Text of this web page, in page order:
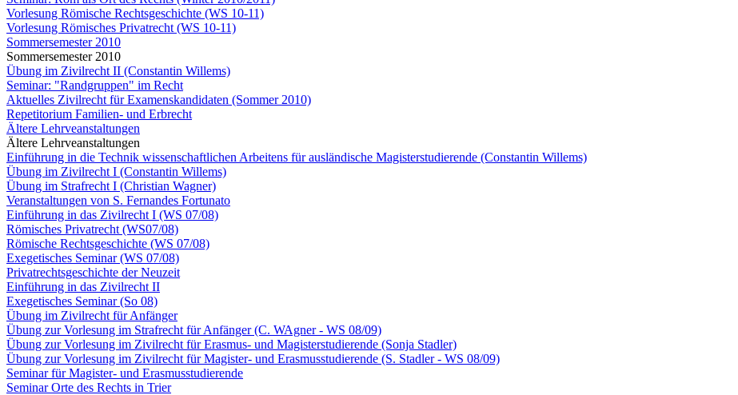
Vorlesung Römische Rechtsgeschichte (WS 10-11)
Vorlesung Römisches Privatrecht (WS 10-11)
Sommersemester 2010
Sommersemester 2010
Übung im Zivilrecht II (Constantin Willems)
Seminar: "Randgruppen" im Recht
Aktuelles Zivilrecht für Examenskandidaten (Sommer 2010)
Repetitorium Familien- und Erbrecht
Ältere Lehrveanstaltungen
Ältere Lehrveanstaltungen
Einführung in die Technik wissenschaftlichen Arbeitens für ausländische Magisterstudierende (Constantin Willems)
Übung im Zivilrecht I (Constantin Willems)
Übung im Strafrecht I (Christian Wagner)
Veranstaltungen von S. Fernandes Fortunato
Einführung in das Zivilrecht I (WS 07/08)
Römisches Privatrecht (WS07/08)
Römische Rechtsgeschichte (WS 07/08)
Exegetisches Seminar (WS 07/08)
Privatrechtsgeschichte der Neuzeit
Einführung in das Zivilrecht II
Exegetisches Seminar (So 08)
Übung im Zivilrecht für Anfänger
Übung zur Vorlesung im Strafrecht für Anfänger (C. WAgner - WS 08/09)
Übung zur Vorlesung im Zivilrecht für Erasmus- und Magisterstudierende (Sonja Stadler)
Übung zur Vorlesung im Zivilrecht für Magister- und Erasmusstudierende (S. Stadler - WS 08/09)
Seminar für Magister- und Erasmusstudierende
Seminar Orte des Rechts in Trier